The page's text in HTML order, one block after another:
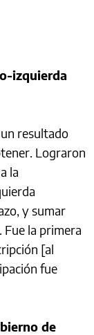
izquierda
resultado
Lograron
la
y sumar
la primera
[al
fue
de